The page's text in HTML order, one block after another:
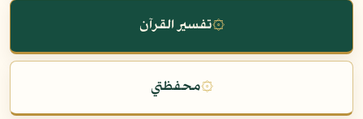
۞تفسير القرآن
۞محفظتي